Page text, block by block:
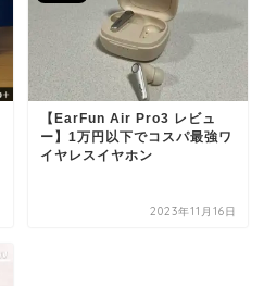
【EarFun Air Pro3 レビュ
ー】1万円以下でコスパ最強ワ
イヤレスイヤホン
2023年11月16日